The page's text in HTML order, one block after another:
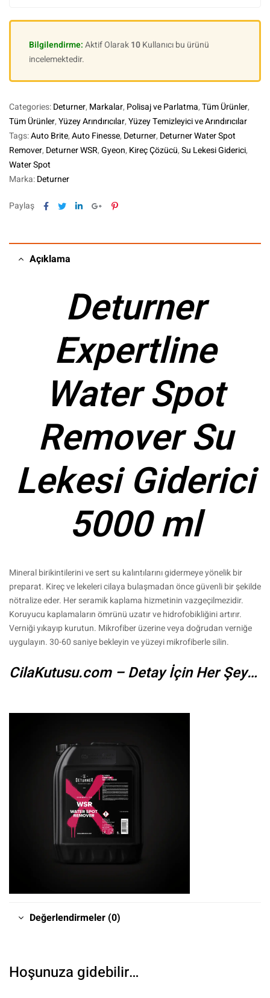
Bilgilendirme:Aktif Olarak10Kullanıcı bu ürünü
incelemektedir.
Categories:Deturner, Markalar, Polisaj ve Parlatma,Tüm Ürünler,
Tüm Ürünler,Yüzey Arındırıcılar,Yüzey Temizleyici ve Arındırıcılar
Tags:Auto Brite,Auto Finesse, Deturner, Deturner Water Spot
Remover, Deturner WSR,Gyeon, Kireç Çözücü,Su Lekesi Giderici,
Water Spot
Marka:Deturner
Paylaş Facebook
TwitterLinkedinGoogle+Pinterest
Açıklama
Deturner
Expertline
Water Spot
Remover Su
Lekesi Giderici
5000 ml
Mineral birikintilerini ve sert su kalıntılarını gidermeye yönelik bir
preparat. Kireç ve lekeleri cilaya bulaşmadan önce güvenli bir şekilde
nötralize eder. Her seramik kaplama hizmetinin vazgeçilmezidir.
Koruyucu kaplamaların ömrünü uzatır ve hidrofobikliğini artırır.
Verniği yıkayıp kurutun. Mikrofiber üzerine veya doğrudan verniğe
uygulayın. 30-60 saniye bekleyin ve yüzeyi mikrofiberle silin.
CilaKutusu.com – Detay İçin Her Şey…
Değerlendirmeler (0)
Hoşunuza gidebilir…